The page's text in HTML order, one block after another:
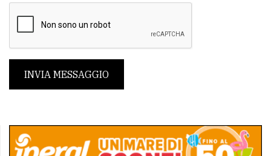
INVIA MESSAGGIO